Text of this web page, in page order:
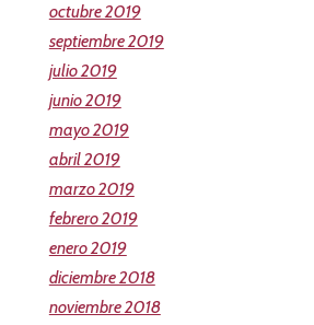
octubre 2019
septiembre 2019
julio 2019
junio 2019
mayo 2019
abril 2019
marzo 2019
febrero 2019
enero 2019
diciembre 2018
noviembre 2018